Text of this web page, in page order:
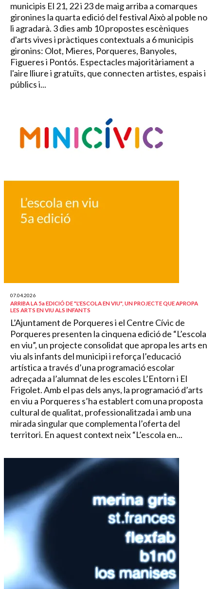
municipis El 21, 22 i 23 de maig arriba a comarques
gironines la quarta edició del festival Això al poble no
li agradarà. 3 dies amb 10 propostes escèniques
d'arts vives i pràctiques contextuals a 6 municipis
gironins: Olot, Mieres, Porqueres, Banyoles,
Figueres i Pontós. Espectacles majoritàriament a
l'aire lliure i gratuïts, que connecten artistes, espais i
públics i...
07.04.2026
ARRIBA LA 5a EDICIÓ DE "L'ESCOLA EN VIU", UN PROJECTE QUE APROPA
LES ARTS EN VIU ALS INFANTS
L’Ajuntament de Porqueres i el Centre Cívic de
Porqueres presenten la cinquena edició de “L’escola
en viu”, un projecte consolidat que apropa les arts en
viu als infants del municipi i reforça l’educació
artística a través d’una programació escolar
adreçada a l’alumnat de les escoles L’Entorn i El
Frigolet. Amb el pas dels anys, la programació d’arts
en viu a Porqueres s’ha establert com una proposta
cultural de qualitat, professionalitzada i amb una
mirada singular que complementa l’oferta del
territori. En aquest context neix “L’escola en...